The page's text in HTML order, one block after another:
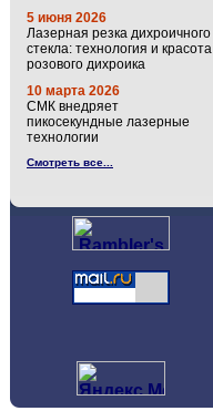
5 июня 2026
Лазерная резка дихроичного
стекла: технология и красота
розового дихроика
10 марта 2026
СМК внедряет
пикосекундные лазерные
технологии
Смотреть все...